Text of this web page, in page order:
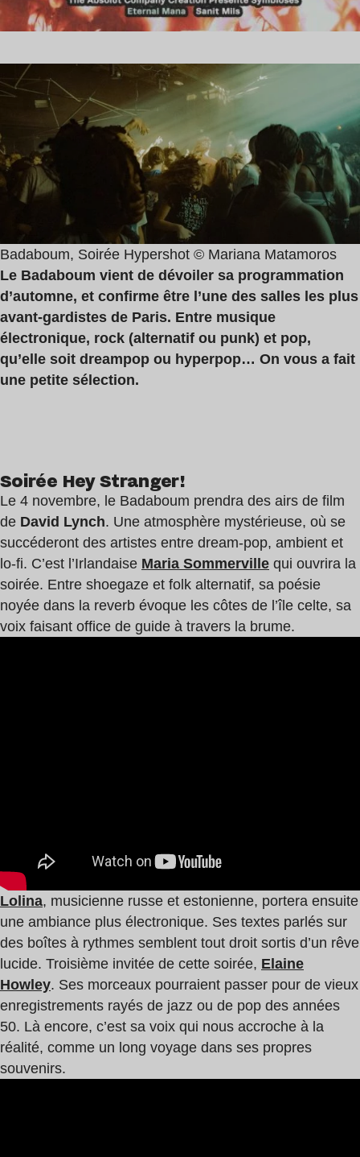
Badaboum, Soirée Hypershot © Mariana Matamoros
Le Badaboum vient de dévoiler sa programmation
d’automne, et confirme être l’une des salles les plus
avant-gardistes de Paris. Entre musique
électronique, rock (alternatif ou punk) et pop,
qu’elle soit dreampop ou hyperpop… On vous a fait
une petite sélection.
Soirée Hey Stranger!
Le 4 novembre, le Badaboum prendra des airs de film
de David Lynch. Une atmosphère mystérieuse, où se
succéderont des artistes entre dream-pop, ambient et
lo-fi. C’est l’Irlandaise Maria Sommerville qui ouvrira la
soirée. Entre shoegaze et folk alternatif, sa poésie
noyée dans la reverb évoque les côtes de l’île celte, sa
voix faisant office de guide à travers la brume.
Lolina, musicienne russe et estonienne, portera ensuite
une ambiance plus électronique. Ses textes parlés sur
des boîtes à rythmes semblent tout droit sortis d’un rêve
lucide. Troisième invitée de cette soirée, Elaine
Howley. Ses morceaux pourraient passer pour de vieux
enregistrements rayés de jazz ou de pop des années
50. Là encore, c’est sa voix qui nous accroche à la
réalité, comme un long voyage dans ses propres
souvenirs.